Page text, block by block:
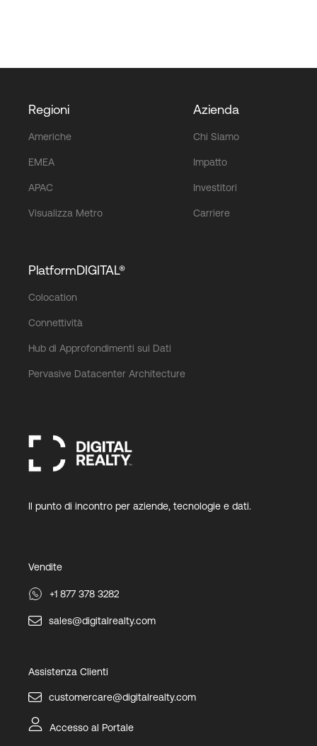
Regioni
Americhe
EMEA
APAC
Visualizza Metro
Azienda
Chi Siamo
Impatto
Investitori
Carriere
PlatformDIGITAL®
Colocation
Connettività
Hub di Approfondimenti sui Dati
Pervasive Datacenter Architecture
Il punto di incontro per aziende, tecnologie e dati.
Vendite
+1 877 378 3282
sales@digitalrealty.com
Assistenza Clienti
customercare@digitalrealty.com
Accesso al Portale